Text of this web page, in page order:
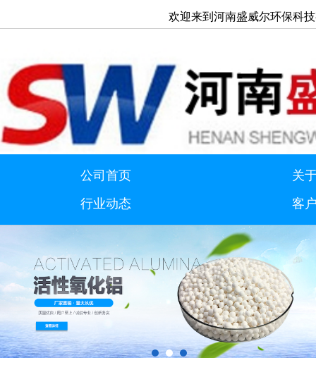
欢迎来到河南盛威尔环保科技有
公司首页
关
行业动态
客